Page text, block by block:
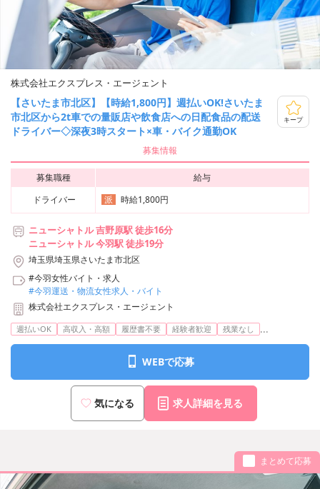
株式会社エクスプレス・エージェント
【さいたま市北区】【時給1,800円】週払いOK!さいたま
市北区から2t車での量販店や飲食店への日配食品の配送
ドライバー◇深夜3時スタート×車・バイク通勤OK
キープ
募集情報
募集職種
給与
ドライバー
派 時給1,800円
ニューシャトル 吉野原駅 徒歩16分
ニューシャトル 今羽駅 徒歩19分
埼玉県埼玉県さいたま市北区
#今羽女性バイト・求人
#今羽運送・物流女性求人・バイト
株式会社エクスプレス・エージェント
週払いOK 高収入・高額 履歴書不要 経験者歓迎 残業なし ...
WEBで応募
気になる 求人詳細を見る
まとめて応募